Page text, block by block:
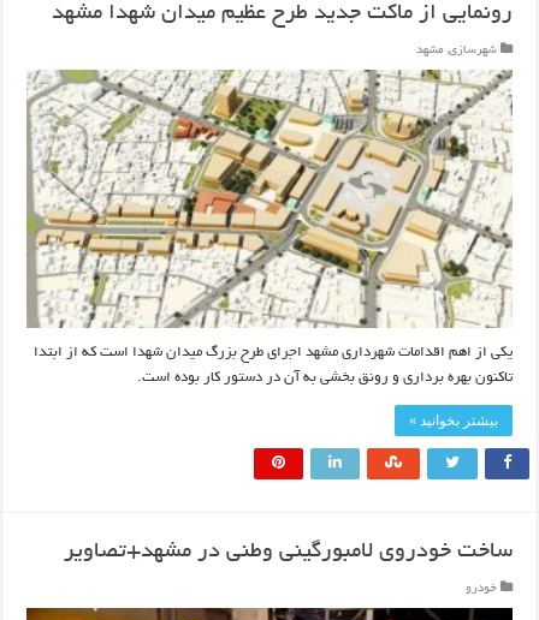
رونمایی از ماکت جدید طرح عظیم میدان شهدا مشهد
شهرسازی, مشهد
یکی از اهم اقدامات شهرداری مشهد اجرای طرح بزرگ میدان شهدا است که از ابتدا
تاکنون بهره برداری و رونق بخشی به آن در دستور کار بوده است.
بیشتر بخوانید »
ساخت خودروی لامبورگینی وطنی در مشهد+تصاویر
خودرو